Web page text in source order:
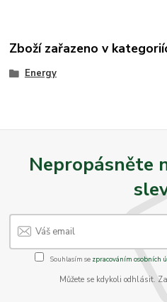
Zboží zařazeno v
Energy
Nepropásněte
Souhlasím se zpracováním osobních
Můžete se kdykoli odhlásit.